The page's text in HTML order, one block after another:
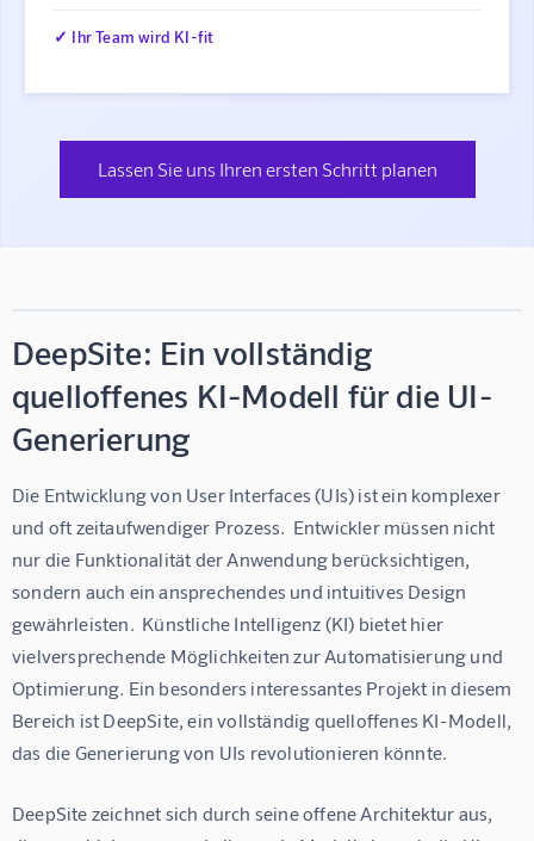
✓ Ihr Team wird KI-fit
Lassen Sie uns Ihren ersten Schritt planen
DeepSite: Ein vollständig
quelloffenes KI-Modell für die UI-
Generierung
Die Entwicklung von User Interfaces (UIs) ist ein komplexer
und oft zeitaufwendiger Prozess.  Entwickler müssen nicht
nur die Funktionalität der Anwendung berücksichtigen,
sondern auch ein ansprechendes und intuitives Design
gewährleisten.  Künstliche Intelligenz (KI) bietet hier
vielversprechende Möglichkeiten zur Automatisierung und
Optimierung. Ein besonders interessantes Projekt in diesem
Bereich ist DeepSite, ein vollständig quelloffenes KI-Modell,
das die Generierung von UIs revolutionieren könnte.
DeepSite zeichnet sich durch seine offene Architektur aus,